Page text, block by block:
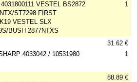
VESTEL BS2872
ST7298 FIRST
VESTEL SLX
BUSH 2877NTXS
1
4033042 / 10531980
31.62 €
1
88.89 €